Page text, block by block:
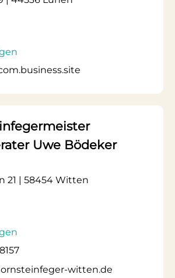
Uwe Bödeker
21 | 58454 Witten
witten.de